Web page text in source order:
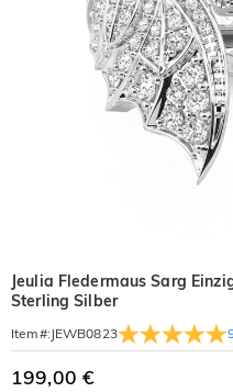
Jeulia Fledermaus Sarg
Sterling Silber
Item#: JEWB0823
199,00 €